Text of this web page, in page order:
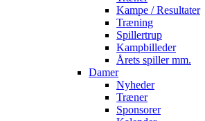
Kampe / Resultater
Træning
Spillertrup
Kampbilleder
Årets spiller mm.
Damer
Nyheder
Træner
Sponsorer